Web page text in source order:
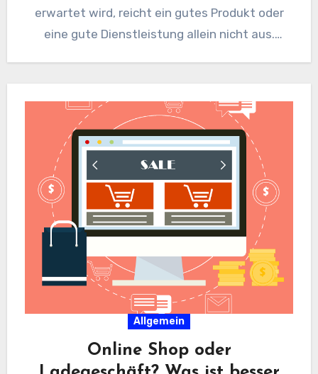
erwartet wird, reicht ein gutes Produkt oder
eine gute Dienstleistung allein nicht aus.
Allgemein
Online Shop oder